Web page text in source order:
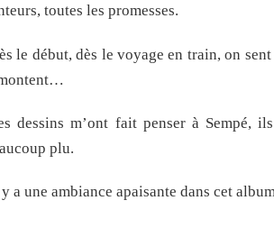
toutes les promesses.
le début, dès le voyage en train, on
dessins m’ont fait penser à Sempé,
plu.
a une ambiance apaisante dans cet